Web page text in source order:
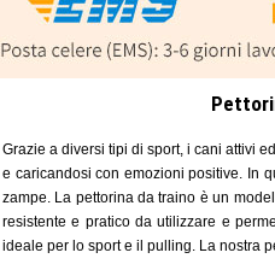
Grazie a diversi tipi di sport, i cani attivi
e caricandosi con emozioni positive. In
zampe. La pettorina da traino è un
resistente e pratico da utilizzare e
ideale per lo sport e il pulling. La nostra